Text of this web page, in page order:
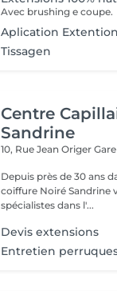
Avec brushing e coupe.
Aplication Extention
Tissagen
Centre
Sandrine
10, Rue Jean Origer
Depuis près de 30 ans
coiffure Noiré Sandrine
spécialistes dans l'...
Devis extensions
Entretien